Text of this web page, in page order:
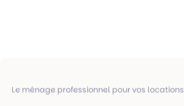
Le ménage professionnel pour vos locations